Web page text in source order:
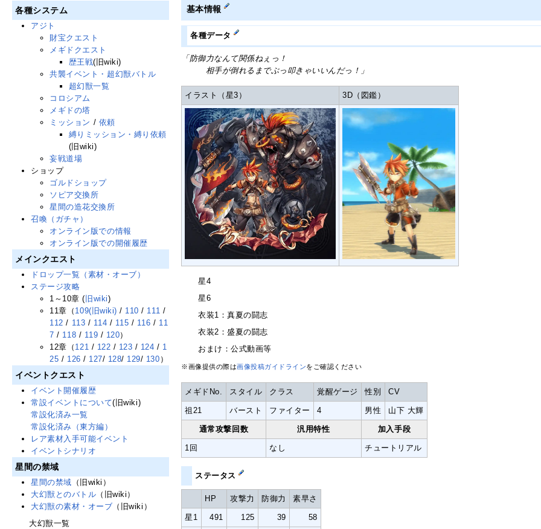
基本情報
各種データ
「防御力なんて関係ねぇっ！
相手が倒れるまでぶっ叩きゃいいんだっ！」
イラスト（星3） 3D（図鑑）
星4
星6
衣装1：真夏の闘志
衣装2：盛夏の闘志
おまけ：公式動画等
※画像提供の際は画像投稿ガイドラインをご確認ください
メギドNo. スタイル クラス 覚醒ゲージ 性別 CV
祖21 バースト ファイター 4 男性 山下 大輝
通常攻撃回数 汎用特性 加入手段
1回 なし チュートリアル
ステータス
HP 攻撃力 防御力 素早さ
星1 491 125 39 58
各種システム
アジト
財宝クエスト
メギドクエスト
歴王戦(旧wiki)
共襲イベント・超幻獣バトル
超幻獣一覧
コロシアム
メギドの塔
ミッション / 依頼
縛りミッション・縛り依頼
(旧wiki)
妄戦道場
ショップ
ゴルドショップ
ソピア交換所
星間の造花交換所
召喚（ガチャ）
オンライン版での情報
オンライン版での開催履歴
メインクエスト
ドロップ一覧（素材・オーブ）
ステージ攻略
1～10章 ( 旧wiki)
11章（ 109(旧wiki) / 110 / 111 /
112 / 113 / 114 / 115 / 116 / 11
7 / 118 / 119 / 120）
12章（ 121 / 122 / 123 / 124 / 1
25 / 126 / 127/ 128/ 129/ 130 ）
イベントクエスト
イベント開催履歴
常設イベントについて(旧wiki)
常設化済み一覧
常設化済み（東方編）
レア素材入手可能イベント
イベントシナリオ
星間の禁域
星間の禁域 （旧wiki）
大幻獣とのバトル （旧wiki）
大幻獣の素材・オーブ （旧wiki）
大幻獣一覧